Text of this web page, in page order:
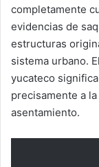
completamente
evidencias de
estructuras
sistema urbano.
yucateco significa
precisamente a
asentamiento.